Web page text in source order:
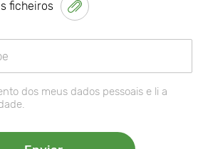
ficheiros
dos meus dados pessoais e li a